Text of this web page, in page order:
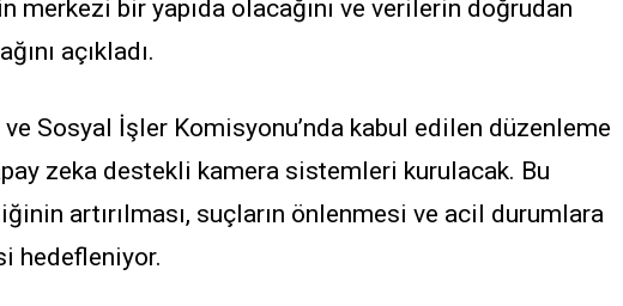
merkezi bir yapıda olacağını ve verilerin doğrudan
açıkladı.
Sosyal İşler Komisyonu’nda kabul edilen düzenleme
zeka destekli kamera sistemleri kurulacak. Bu
artırılması, suçların önlenmesi ve acil durumlara
hedefleniyor.